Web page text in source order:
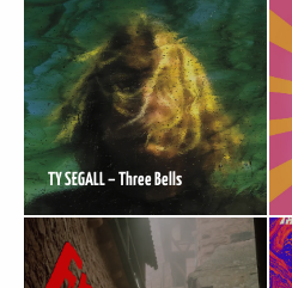
TY SEGALL – Three Bells